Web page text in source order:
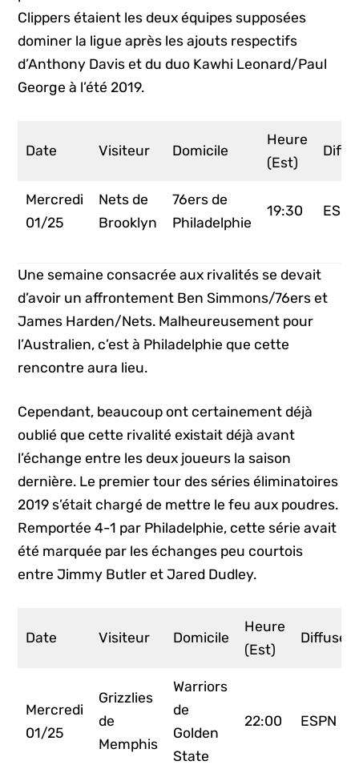
Clippers étaient les deux équipes supposées
dominer la ligue après les ajouts respectifs
d’Anthony Davis et du duo Kawhi Leonard/Paul
George à l’été 2019.
Date Visiteur Domicile
Heure
(Est)
Mercredi
01/25
Nets de
Brooklyn
76ers de
Philadelphie
19:30 ESPN
Une semaine consacrée aux rivalités se devait
d’avoir un affrontement Ben Simmons/76ers et
James Harden/Nets. Malheureusement pour
l’Australien, c’est à Philadelphie que cette
rencontre aura lieu.
Cependant, beaucoup ont certainement déjà
oublié que cette rivalité existait déjà avant
l’échange entre les deux joueurs la saison
dernière. Le premier tour des séries éliminatoires
2019 s’était chargé de mettre le feu aux poudres.
Remportée 4-1 par Philadelphie, cette série avait
été marquée par les échanges peu courtois
entre Jimmy Butler et Jared Dudley.
Date Visiteur Domicile
Heure
(Est)
Mercredi
01/25
Grizzlies
de
Memphis
Warriors
de
Golden
State
22:00 ESPN